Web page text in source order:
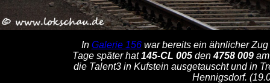
In Galerie 156war bereits ein ähnlicher
Tage später hat145-CL 005den4758 009am
die Talent3 in Kufstein ausgetauscht und in
Hennigsdorf.